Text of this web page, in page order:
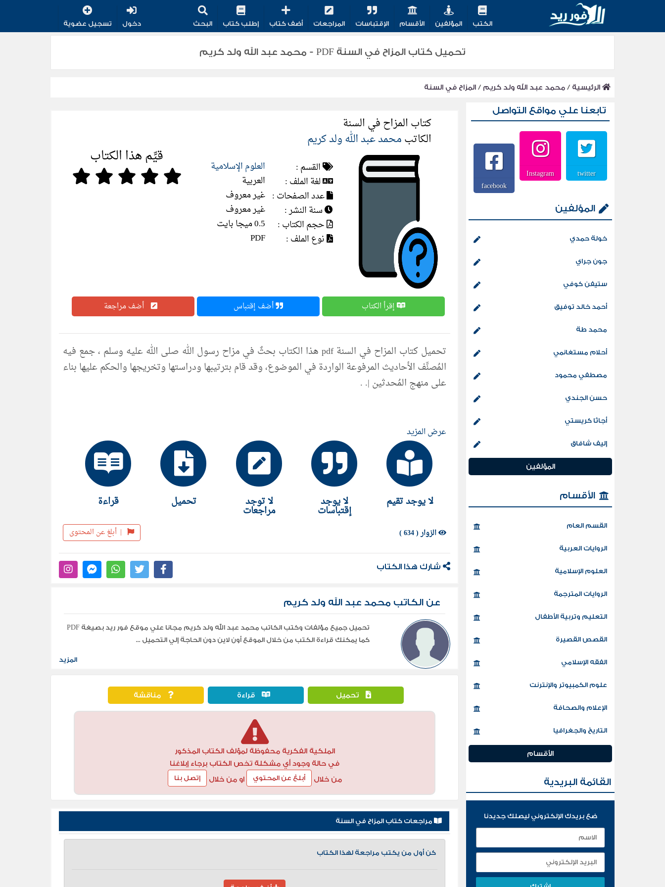
الكتب المؤلفين الأقسام الإقتباسات المراجعات أضف كتاب إطلب كتاب البحث دخول تسجيل عضوية
تحميل كتاب المزاح في السنة PDF - محمد عبد الله ولد كريم
الرئيسية /محمد عبد الله ولد كريم /المزاح في السنة
كتاب المزاح في السنة
الكاتبمحمد عبد الله ولد كريم
القسم :
العلوم الإسلامية
لغة الملف :
العربية
عدد الصفحات : غير معروف
سنة النشر :
غير معروف
حجم الكتاب :
0.5 ميجا بايت
نوع الملف :
PDF
قيِّم هذا الكتاب
إقرأ الكتاب أضف إقتباس أضف مراجعة
تحميل كتاب المزاح في السنة pdf هذا الكتاب بحثٌ في مزاح رسول الله صلى الله عليه وسلم ، جمع فيه
المُصنِّف الأحاديث المرفوعة الواردة في الموضوع، وقد قام بترتيبها ودراستها وتخريجها والحكم عليها بناء
على منهج المُحدثين |. .
عرض المزيد
لا يوجد تقيم لا يوجد
إقتباسات
لا توجد
مراجعات
تحميل قراءة
| أبلغ عن المحتوى الزوار ( 634 )
شارك هذا الكتاب
عن الكاتب محمد عبد الله ولد كريم
تحميل جميع مؤلفات وكتب الكاتب محمد عبد الله ولد كريم مجانا علي موقع فور ريد بصيغة PDF
كما يمكنك قراءة الكتب من خلال الموقع أون لاين دون الحاجة إلي التحميل ...
المزيد
تحميل قراءة مناقشة
الملكية الفكرية محفوظة لمؤلف الكتاب المذكور
في حالة وجود أي مشكلة تخص الكتاب برجاء إبلاغنا
من خلال
أبلغ عن المحتوي او من خلال إتصل بنا
مراجعات كتاب المزاح في السنة
كن أول من يكتب مراجعة لهذا الكتاب
تابعنا علي مواقع التواصل
twitter
Instagram
facebook
المؤلفين
خولة حمدي
جون جراي
ستيفن كوفي
أحمد خالد توفيق
محمد طة
أحلام مستغانمي
مصطفي محمود
حسن الجندي
أجاثا كريستي
إليف شافاق
المؤلفين
الأقسام
القسم العام
الروايات العربية
العلوم الإسلامية
الروايات المترجمة
التعليم وتربية الأطفال
القصص القصيرة
الفقه الإسلامي
علوم الكمبيوتر والإنترنت
الإعلام والصحافة
التاريخ والجغرافيا
الأقسام
القائمة البريدية
ضع بريدك الإلكتروني ليصلك جديدنا